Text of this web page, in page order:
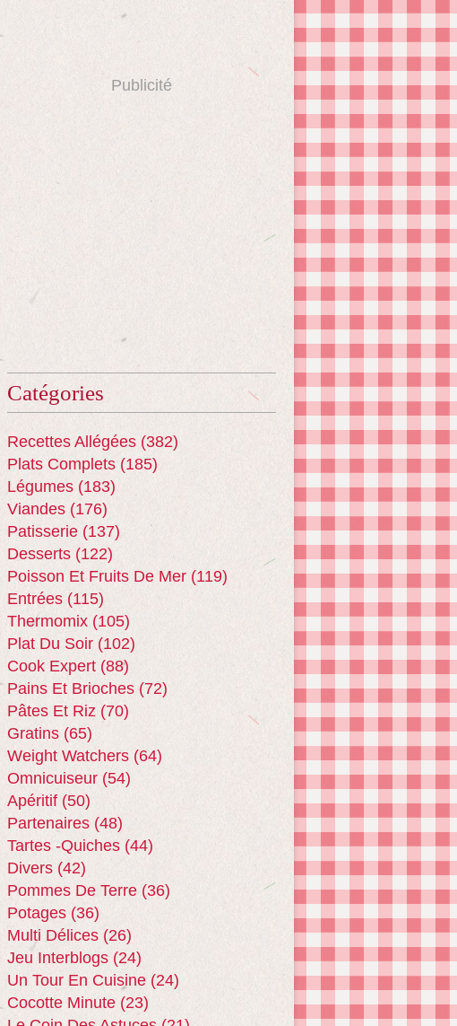
Publicité
Catégories
Recettes Allégées (382)
Plats Complets (185)
Légumes (183)
Viandes (176)
Patisserie (137)
Desserts (122)
Poisson Et Fruits De Mer (119)
Entrées (115)
Thermomix (105)
Plat Du Soir (102)
Cook Expert (88)
Pains Et Brioches (72)
Pâtes Et Riz (70)
Gratins (65)
Weight Watchers (64)
Omnicuiseur (54)
Apéritif (50)
Partenaires (48)
Tartes -quiches (44)
Divers (42)
Pommes De Terre (36)
Potages (36)
Multi Délices (26)
Jeu Interblogs (24)
Un Tour En Cuisine (24)
Cocotte Minute (23)